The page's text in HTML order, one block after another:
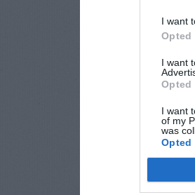
I want
Opted
I want
Opted
I want
of my
was
Opted